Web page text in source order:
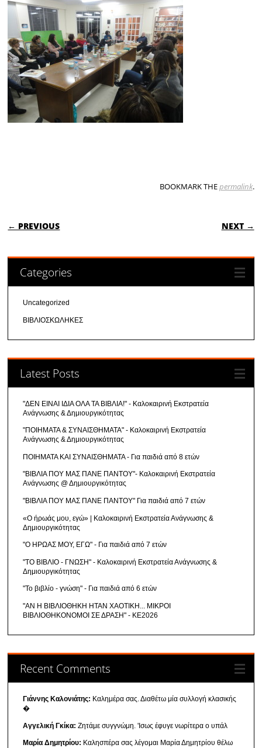
BOOKMARK THEpermalink.
POST NAVIGATION
← PREVIOUS NEXT →
Categories
Uncategorized
ΒΙΒΛΙΟΣΚΩΛΗΚΕΣ
Latest Posts
"ΔΕΝ ΕΙΝΑΙ ΙΔΙΑ ΟΛΑ ΤΑ ΒΙΒΛΙΑ!" - Καλοκαιρινή Εκστρατεία
Ανάγνωσης & Δημιουργικότητας
"ΠΟΙΗΜΑΤΑ & ΣΥΝΑΙΣΘΗΜΑΤΑ" - Καλοκαιρινή Εκστρατεία
Ανάγνωσης & Δημιουργικότητας
ΠΟΙΗΜΑΤΑ ΚΑΙ ΣΥΝΑΙΣΘΗΜΑΤΑ - Για παιδιά από 8 ετών
"ΒΙΒΛΙΑ ΠΟΥ ΜΑΣ ΠΑΝΕ ΠΑΝΤΟΥ"- Καλοκαιρινή Εκστρατεία
Ανάγνωσης @ Δημιουργικότητας
"ΒΙΒΛΙΑ ΠΟΥ ΜΑΣ ΠΑΝΕ ΠΑΝΤΟΥ" Για παιδιά από 7 ετών
«Ο ήρωάς μου, εγώ» | Καλοκαιρινή Εκστρατεία Ανάγνωσης &
Δημιουργικότητας
"Ο ΗΡΩΑΣ ΜΟΥ, ΕΓΩ" - Για παιδιά από 7 ετών
"ΤΟ ΒΙΒΛΙΟ - ΓΝΩΣΗ" - Καλοκαιρινή Εκστρατεία Ανάγνωσης &
Δημιουργικότητας
"Το βιβλίο - γνώση" - Για παιδιά από 6 ετών
"ΑΝ Η ΒΙΒΛΙΟΘΗΚΗ ΗΤΑΝ ΧΑΟΤΙΚΗ... ΜΙΚΡΟΙ
ΒΙΒΛΙΟΘΗΚΟΝΟΜΟΙ ΣΕ ΔΡΑΣΗ" - ΚΕ2026
Recent Comments
Γιάννης Καλονιάτης: Καλημέρα σας. Διαθέτω μία συλλογή κλασικής
�
Αγγελική Γκίκα: Ζητάμε συγγνώμη. 'Ισως έφυγε νωρίτερα ο υπάλ
Μαρία Δημητρίου: Καλησπέρα σας λέγομαι Μαρία Δημητρίου θέλω